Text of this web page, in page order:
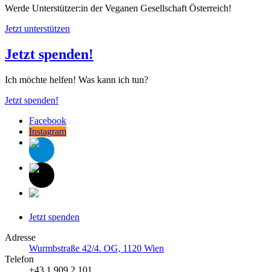
Werde Unterstützer:in der Veganen Gesellschaft Österreich!
Jetzt unterstützen
Jetzt spenden!
Ich möchte helfen! Was kann ich tun?
Jetzt spenden!
Facebook
Instagram
Jetzt spenden
Adresse
Wurmbstraße 42/4. OG, 1120 Wien
Telefon
+43 1 909 2 101